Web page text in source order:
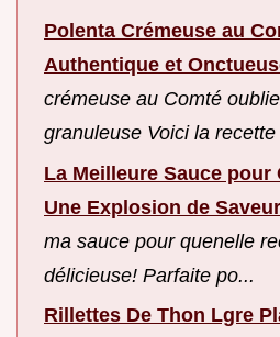
Polenta Crémeuse au
Authentique et
crémeuse au Comté
granuleuse Voici la recette
La Meilleure Sauce pour
Une Explosion de
ma sauce pour quenelle
délicieuse! Parfaite po...
Rillettes De Thon Lgre